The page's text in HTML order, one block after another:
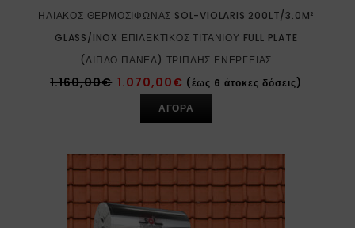
ΗΛΙΑΚΌΣ ΘΕΡΜΟΣΊΦΩΝΑΣ SOL-VIOLARIS 200LT/3.0M²
GLASS/INOX ΕΠΙΛΕΚΤΙΚΌΣ ΤΙΤΑΝΊΟΥ FULL PLATE
(ΔΙΠΛΌ ΠΆΝΕΛ) ΤΡΙΠΛΉΣ ΕΝΈΡΓΕΙΑΣ
1.160,00€ 1.070,00€ (έως 6 άτοκες δόσεις)
ΑΓΟΡΑ